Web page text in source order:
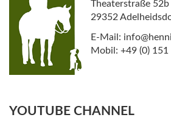
Theaterstraße 52b
29352
E-Mail:
Mobil: +49 (0)
YOUTUBE CHANNEL